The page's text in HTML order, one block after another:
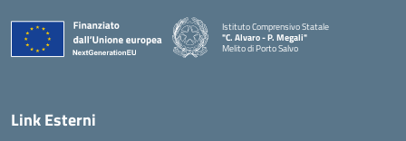
Istituto Comprensivo Statale
"C. Alvaro - P. Megali"
Melito di Porto Salvo
Link Esterni